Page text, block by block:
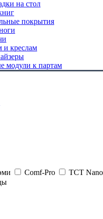
на стол
покрытия
и креслам
модули к партам
Comf-Pro
TCT